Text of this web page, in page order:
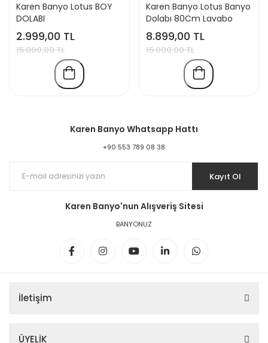
Karen Banyo Lotus BOY
DOLABI
2.999,00 TL
15.000,00 TL
Karen Banyo Lotus Banyo
Dolabı 80Cm Lavabo
Dahil Antrasit Çekmeceli
Komple Mebran Mdf
8.899,00 TL
15.000,00 TL
Karen Banyo Whatsapp Hattı
+90 553 789 08 38
Kayıt Ol
Karen Banyo'nun Alışveriş Sitesi
BANYONUZ
İletişim
ÜYELİK